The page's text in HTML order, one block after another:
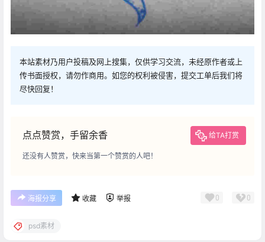
本站素材乃用户投稿及网上搜集，仅供学习交流，未经原作者或上
传书面授权，请勿作商用。如您的权利被侵害，提交工单后我们将
尽快回复！
点点赞赏，手留余香 给TA打赏
还没有人赞赏，快来当第一个赞赏的人吧！
海报分享 收藏 举报 0 0
psd素材